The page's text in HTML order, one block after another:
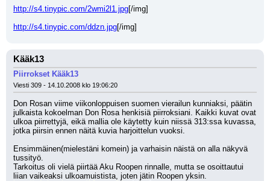
http://s4.tinypic.com/2wmi2l1.jpg[/img]
http://s4.tinypic.com/ddzn.jpg[/img]
Kääk13
Piirrokset Kääk13
Viesti 309 - 14.10.2008 klo 19:06:20
Don Rosan viime viikonloppuisen suomen vierailun kunniaksi, päätin
julkaista kokoelman Don Rosa henkisiä piirroksiani. Kaikki kuvat ovat
ulkoa piirrettyjä, eikä mallia ole käytetty kuin niissä 313:ssa kuvassa,
jotka piirsin ennen näitä kuvia harjoittelun vuoksi.
Ensimmäinen(mielestäni komein) ja varhaisin näistä on alla näkyvä
tussityö.
Tarkoitus oli vielä piirtää Aku Roopen rinnalle, mutta se osoittautui
liian vaikeaksi ulkoamuistista, joten jätin Roopen yksin.